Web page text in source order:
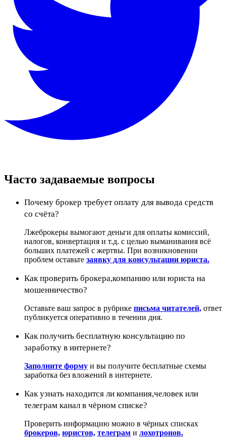
Часто задаваемые вопросы
Почему брокер требует оплату для вывода средств
со счёта?
Лжеброкеры вымогают деньги для оплаты комиссий,
налогов, конвертация и т.д. с целью выманивания всё
больших платежей с жертвы. При возникновении
проблем оставьте заявку для консультации юриста.
Как проверить брокера,компанию или юриста на
мошенничество?
Оставьте ваш запрос в рубрике письма читателей, ответ
публикуется оперативно в течении дня.
Как получить бесплатную консультацию по
заработку в интернете?
Заполните форму и вы получите бесплатные схемы
заработка без вложений в интернете.
Как узнать находится ли компания,человек или
телеграм канал в чёрном списке?
Проверить информацию можно в чёрных списках
брокеров, юристов, телеграм и лохотронов.